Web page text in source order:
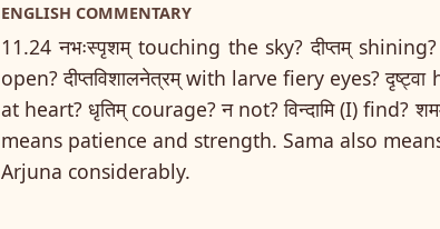
ENGLISH COMMENTARY
11.24 नभःस्पृशम् touching the sky? दीप्तम्
open? दीप्तविशालनेत्रम् with larve fiery eyes? दृष्ट्वा
at heart? धृतिम् courage? न not? विन्दामि (I) find?
means patience and strength. Sama also
Arjuna considerably.